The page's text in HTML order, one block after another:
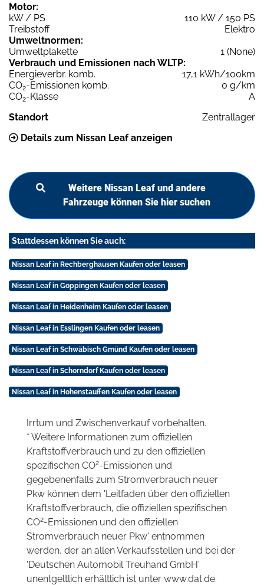
Motor:
kW / PS
110 kW / 150 PS
Treibstoff
Elektro
Umweltnormen:
Umweltplakette
1 (None)
Verbrauch und Emissionen nach WLTP:
Energieverbr. komb.
17,1 kWh/100km
CO2-Emissionen komb.
0 g/km
CO2-Klasse
A
Standort
Zentrallager
Details zum Nissan Leaf anzeigen
Weitere Nissan Leaf und andere
Fahrzeuge können Sie hier suchen
Stattdessen können Sie auch:
Nissan Leaf in Rechberghausen Kaufen oder leasen
Nissan Leaf in Göppingen Kaufen oder leasen
Nissan Leaf in Heidenheim Kaufen oder leasen
Nissan Leaf in Esslingen Kaufen oder leasen
Nissan Leaf in Schwäbisch Gmünd Kaufen oder leasen
Nissan Leaf in Schorndorf Kaufen oder leasen
Nissan Leaf in Hohenstauffen Kaufen oder leasen
Irrtum und Zwischenverkauf vorbehalten.
* Weitere Informationen zum offiziellen
Kraftstoffverbrauch und zu den offiziellen
spezifischen CO2-Emissionen und
gegebenenfalls zum Stromverbrauch neuer
Pkw können dem 'Leitfaden über den offiziellen
Kraftstoffverbrauch, die offiziellen spezifischen
CO2-Emissionen und den offiziellen
Stromverbrauch neuer Pkw' entnommen
werden, der an allen Verkaufsstellen und bei der
'Deutschen Automobil Treuhand GmbH'
unentgeltlich erhältlich ist unter www.dat.de.